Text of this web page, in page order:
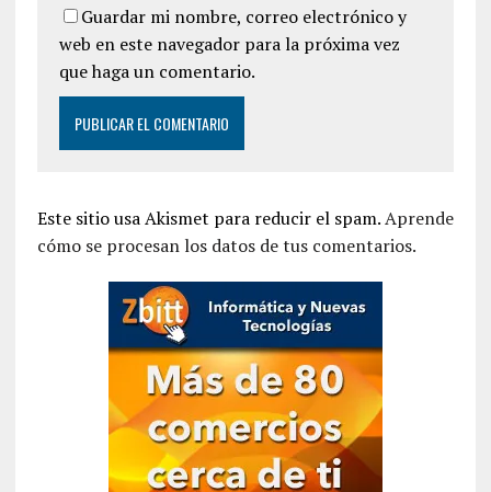
Guardar mi nombre, correo electrónico y
web en este navegador para la próxima vez
que haga un comentario.
Este sitio usa Akismet para reducir el spam.Aprende
cómo se procesan los datos de tus comentarios.